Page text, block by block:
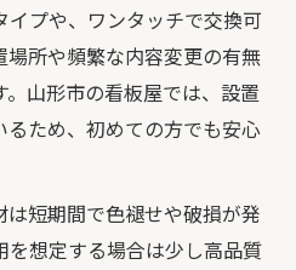
プや、ワンタッチで交換可
所や頻繁な内容変更の有無
山形市の看板屋では、設置
ため、初めての方でも安心
短期間で色褪せや破損が発
想定する場合は少し高品質